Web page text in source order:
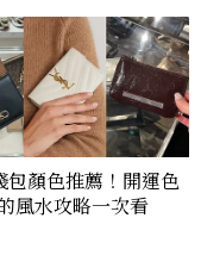
顏色推薦！開運色
風水攻略一次看